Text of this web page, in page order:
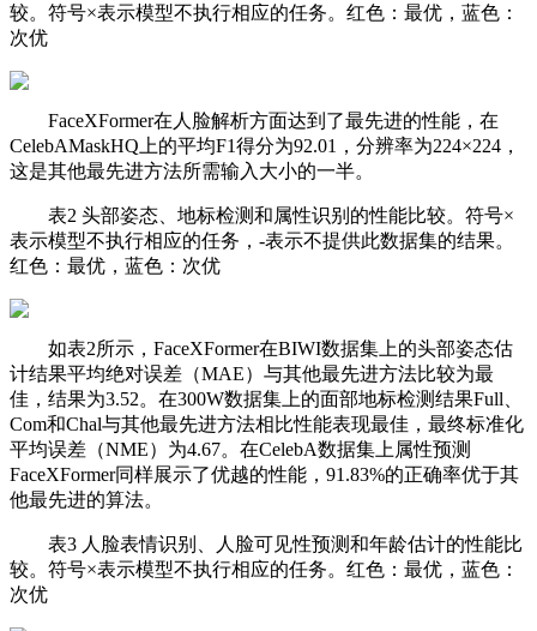
较。符号×表示模型不执行相应的任务。红色：最优，蓝色：
次优
FaceXFormer在人脸解析方面达到了最先进的性能，在
CelebAMaskHQ上的平均F1得分为92.01，分辨率为224×224，
这是其他最先进方法所需输入大小的一半。
表2 头部姿态、地标检测和属性识别的性能比较。符号×
表示模型不执行相应的任务，-表示不提供此数据集的结果。
红色：最优，蓝色：次优
如表2所示，FaceXFormer在BIWI数据集上的头部姿态估
计结果平均绝对误差（MAE）与其他最先进方法比较为最
佳，结果为3.52。在300W数据集上的面部地标检测结果Full、
Com和Chal与其他最先进方法相比性能表现最佳，最终标准化
平均误差（NME）为4.67。在CelebA数据集上属性预测
FaceXFormer同样展示了优越的性能，91.83%的正确率优于其
他最先进的算法。
表3 人脸表情识别、人脸可见性预测和年龄估计的性能比
较。符号×表示模型不执行相应的任务。红色：最优，蓝色：
次优